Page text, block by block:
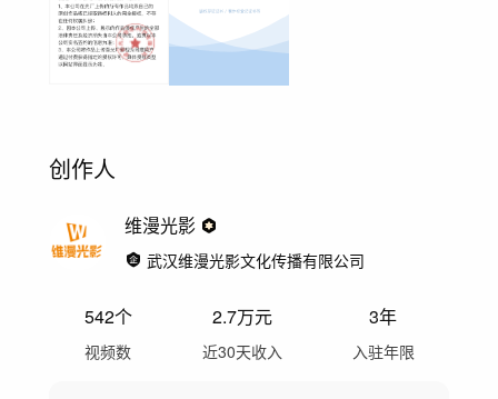
创作人
维漫光影
武汉维漫光影文化传播有限公司
542个
视频数
2.7万元
近30天收入
3年
入驻年限